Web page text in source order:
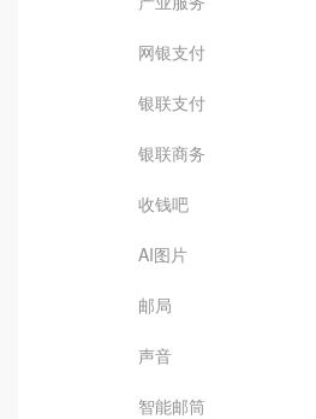
网银支付
银联支付
银联商务
收钱吧
AI图片
邮局
声音
智能邮筒